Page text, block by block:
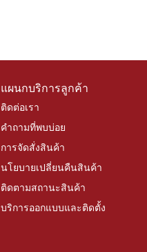
แผนกบริการลูกค้า
ติดต่อเรา
คำถามที่พบบ่อย
การจัดสั่งสินค้า
นโยบายเปลี่ยนคืนสินค้า
ติดตามสถานะสินค้า
บริการออกแบบและติดตั้ง